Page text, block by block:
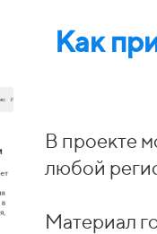
Как
В проекте
любой
Материал